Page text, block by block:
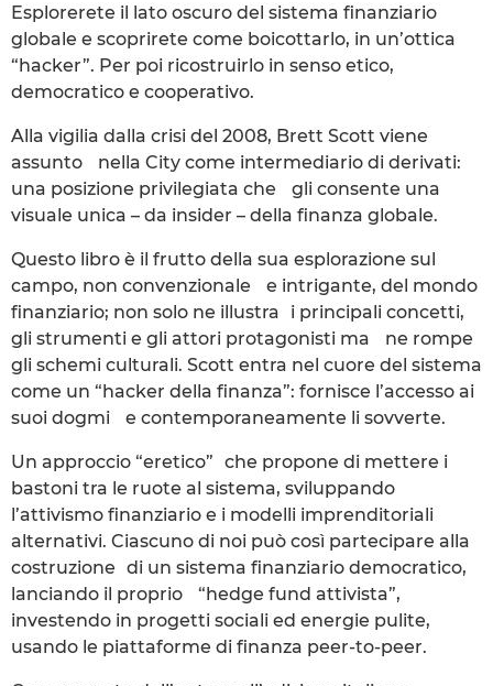
Esplorerete il lato oscuro del sistema finanziario
globale e scoprirete come boicottarlo, in un’ottica
“hacker”. Per poi ricostruirlo in senso etico,
democratico e cooperativo.
Alla vigilia dalla crisi del 2008, Brett Scott viene
assunto nella City come intermediario di derivati:
una posizione privilegiata che gli consente una
visuale unica – da insider – della finanza globale.
Questo libro è il frutto della sua esplorazione sul
campo, non convenzionale e intrigante, del mondo
finanziario; non solo ne illustra i principali concetti,
gli strumenti e gli attori protagonisti ma ne rompe
gli schemi culturali. Scott entra nel cuore del sistema
come un “hacker della finanza”: fornisce l’accesso ai
suoi dogmi e contemporaneamente li sovverte.
Un approccio “eretico” che propone di mettere i
bastoni tra le ruote al sistema, sviluppando
l’attivismo finanziario e i modelli imprenditoriali
alternativi. Ciascuno di noi può così partecipare alla
costruzione di un sistema finanziario democratico,
lanciando il proprio “hedge fund attivista”,
investendo in progetti sociali ed energie pulite,
usando le piattaforme di finanza peer-to-peer.